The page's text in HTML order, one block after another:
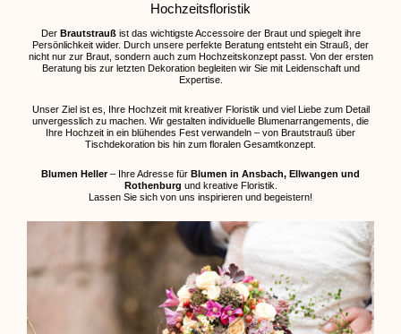
Hochzeitsfloristik
Der Brautstraußist das wichtigste Accessoire der Braut und spiegelt ihre
Persönlichkeit wider. Durch unsere perfekte Beratung entsteht ein Strauß, der
nicht nur zur Braut, sondern auch zum Hochzeitskonzept passt. Von der ersten
Beratung bis zur letzten Dekoration begleiten wir Sie mit Leidenschaft und
Expertise.
Unser Ziel ist es, Ihre Hochzeit mit kreativer Floristik und viel Liebe zum Detail
unvergesslich zu machen. Wir gestalten individuelle Blumenarrangements, die
Ihre Hochzeit in ein blühendes Fest verwandeln – von Brautstrauß über
Tischdekoration bis hin zum floralen Gesamtkonzept.
Blumen Heller– Ihre Adresse für Blumen in Ansbach, Ellwangen und
Rothenburg und kreative Floristik.
Lassen Sie sich von uns inspirieren und begeistern!